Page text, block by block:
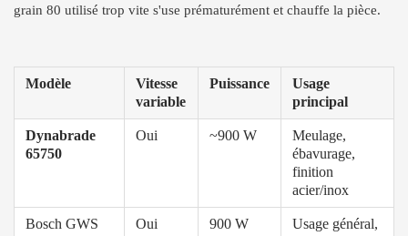
grain 80 utilisé trop vite s'use prématurément et chauffe la pièce.
Modèle
Vitesse
variable
Puissance
Usage
principal
Dynabrade
65750
Oui ~900 W
Meulage,
ébavurage,
finition
acier/inox
Bosch GWS
Oui 900 W
Usage général,